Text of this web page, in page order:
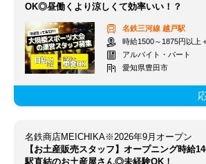
OK◎昼働くより涼しくて効率いい！？
名鉄三河線 越戸駅
時給1500～1875円以上
アルバイト・パート
愛知県豊田市
名鉄商店MEICHIKA※2026年9月オープン
【お土産販売スタッフ】オープニング時給
駅直結のお土産屋さん◎未経験OK！